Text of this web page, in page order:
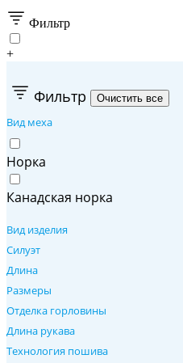
Фильтр
+
Фильтр
Вид меха
Норка
Канадская норка
Вид изделия
Силуэт
Длина
Размеры
Отделка горловины
Длина рукава
Технология пошива